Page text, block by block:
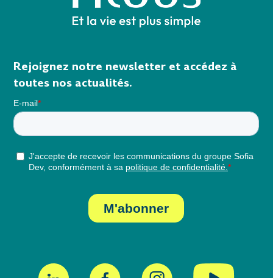
Rejoignez notre newsletter et accédez à
toutes nos actualités.